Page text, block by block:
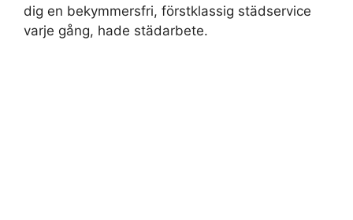
dig en bekymmersfri, förstklassig städservice
varje gång, hade städarbete.